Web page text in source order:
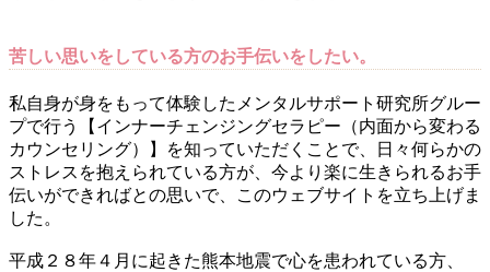
苦しい思いをしている方のお手伝いをしたい。
私自身が身をもって体験したメンタルサポート研究所グルー
プで行う【インナーチェンジングセラピー（内面から変わる
カウンセリング）】を知っていただくことで、日々何らかの
ストレスを抱えられている方が、今より楽に生きられるお手
伝いができればとの思いで、このウェブサイトを立ち上げま
した。
平成２８年４月に起きた熊本地震で心を患われている方、